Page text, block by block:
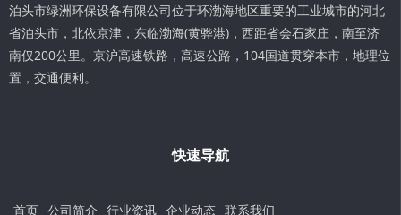
泊头市绿洲环保设备有限公司位于环渤海地区重要的工业城市的河北
省泊头市，北依京津，东临渤海(黄骅港)，西距省会石家庄，南至济
南仅200公里。京沪高速铁路，高速公路，104国道贯穿本市，地理位
置，交通便利。
快速导航
首页 公司简介 行业资讯 企业动态 联系我们